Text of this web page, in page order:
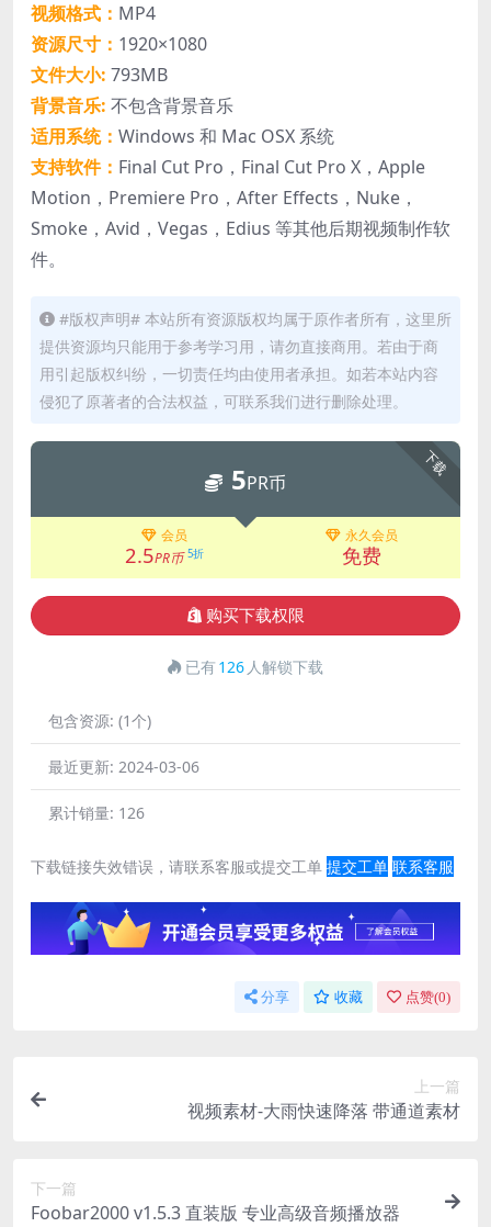
视频格式： MP4
资源尺寸： 1920×1080
文件大小: 793MB
背景音乐: 不包含背景音乐
适用系统： Windows 和 Mac OSX 系统
支持软件： Final Cut Pro，Final Cut Pro X，Apple
Motion，Premiere Pro，After Effects，Nuke，
Smoke，Avid，Vegas，Edius 等其他后期视频制作软
件。
#版权声明# 本站所有资源版权均属于原作者所有，这里所
提供资源均只能用于参考学习用，请勿直接商用。若由于商
用引起版权纠纷，一切责任均由使用者承担。如若本站内容
侵犯了原著者的合法权益，可联系我们进行删除处理。
下载
5PR币
会员
2.5PR币 5折
永久会员
免费
购买下载权限
已有126 人解锁下载
包含资源: (1个)
最近更新: 2024-03-06
累计销量: 126
下载链接失效错误，请联系客服或提交工单 提交工单 联系客服
分享 收藏 点赞(0)
上一篇
视频素材-大雨快速降落 带通道素材
下一篇
Foobar2000 v1.5.3 直装版 专业高级音频播放器